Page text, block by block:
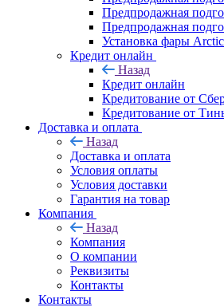
Предпродажная
Предпродажная
Установка фары Arctic
Кредит онлайн
Назад
Кредит онлайн
Кредитование от
Кредитование от
Доставка и оплата
Назад
Доставка и оплата
Условия оплаты
Условия доставки
Гарантия на товар
Компания
Назад
Компания
О компании
Реквизиты
Контакты
Контакты